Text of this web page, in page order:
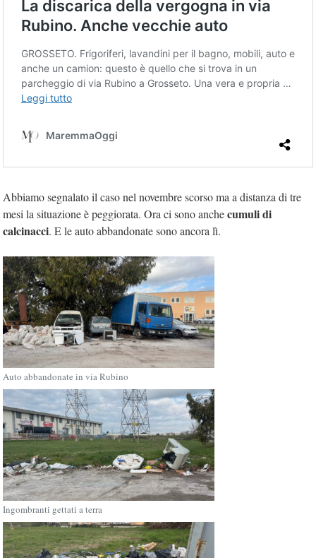
Abbiamo segnalato il caso nel novembre scorso ma a distanza di tre
mesi la situazione è peggiorata. Ora ci sono anchecumuli di
calcinacci. E le auto abbandonate sono ancora lì.
Auto abbandonate in via Rubino
Ingombranti gettati a terra